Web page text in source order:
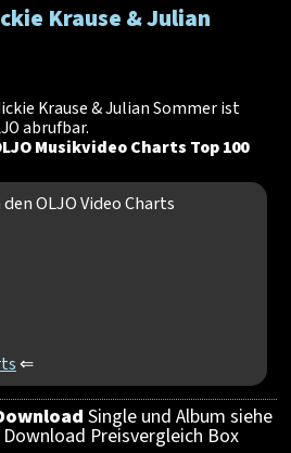
Krause & Julian
Krause & Julian Sommer ist
abrufbar.
Musikvideo Charts Top 100
OLJO Video Charts
⇐
Single und Album siehe
Preisvergleich Box